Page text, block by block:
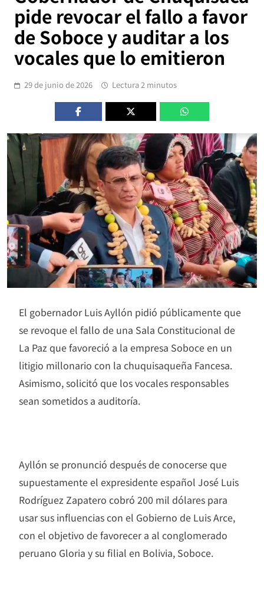
pide revocar el fallo a favor
de Soboce y auditar a los
vocales que lo emitieron
29 de junio de 2026 Lectura 2 minutos
El gobernador Luis Ayllón pidió públicamente que
se revoque el fallo de una Sala Constitucional de
La Paz que favoreció a la empresa Soboce en un
litigio millonario con la chuquisaqueña Fancesa.
Asimismo, solicitó que los vocales responsables
sean sometidos a auditoría.
Ayllón se pronunció después de conocerse que
supuestamente el expresidente español José Luis
Rodríguez Zapatero cobró 200 mil dólares para
usar sus influencias con el Gobierno de Luis Arce,
con el objetivo de favorecer a al conglomerado
peruano Gloria y su filial en Bolivia, Soboce.